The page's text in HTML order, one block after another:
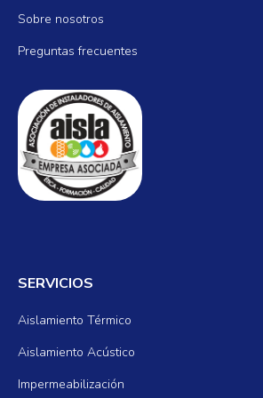
Sobre nosotros
Preguntas frecuentes
SERVICIOS
Aislamiento Térmico
Aislamiento Acústico
Impermeabilización